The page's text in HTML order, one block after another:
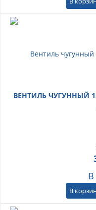
ВЕНТИЛЬ ЧУГУННЫЙ
В
В